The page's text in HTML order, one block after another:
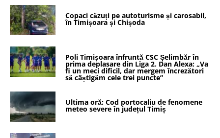
Copaci căzuți pe autoturisme și carosabil,
în Timișoara și Chișoda
Poli Timișoara înfruntă CSC Șelimbăr în
prima deplasare din Liga 2. Dan Alexa: „Va
fi un meci dificil, dar mergem încrezători
să câștigăm cele trei puncte”
Ultima oră: Cod portocaliu de fenomene
meteo severe în județul Timiș